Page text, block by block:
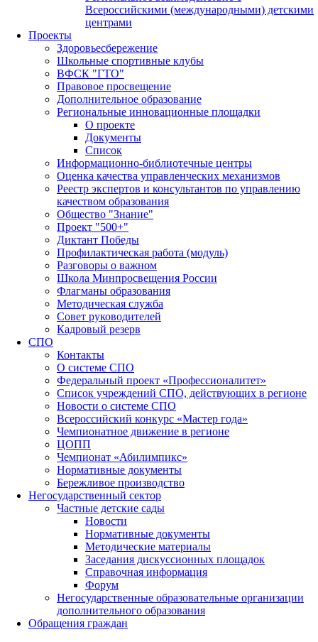
Всероссийскими (международными) детскими
центрами
Проекты
Здоровьесбережение
Школьные спортивные клубы
ВФСК "ГТО"
Правовое просвещение
Дополнительное образование
Региональные инновационные площадки
О проекте
Документы
Список
Информационно-библиотечные центры
Оценка качества управленческих механизмов
Реестр экспертов и консультантов по управлению
качеством образования
Общество "Знание"
Проект "500+"
Диктант Победы
Профилактическая работа (модуль)
Разговоры о важном
Школа Минпросвещения России
Флагманы образования
Методическая служба
Совет руководителей
Кадровый резерв
СПО
Контакты
О системе СПО
Федеральный проект «Профессионалитет»
Список учреждений СПО, действующих в регионе
Новости о системе СПО
Всероссийский конкурс «Мастер года»
Чемпионатное движение в регионе
ЦОПП
Чемпионат «Абилимпикс»
Нормативные документы
Бережливое производство
Негосударственный сектор
Частные детские сады
Новости
Нормативные документы
Методические материалы
Заседания дискуссионных площадок
Справочная информация
Форум
Негосударственные образовательные организации
дополнительного образования
Обращения граждан